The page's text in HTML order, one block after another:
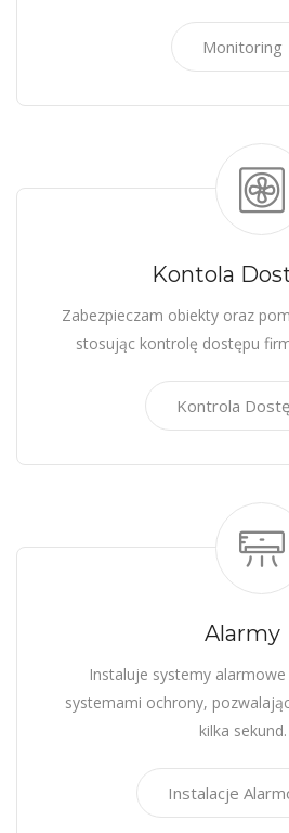
Monitoring
Kontola
Zabezpieczam obiekty oraz
stosując kontrolę dostępu
Kontrola
Alarmy
Instaluje systemy
systemami ochrony,
kilka sekund.
Instalacje